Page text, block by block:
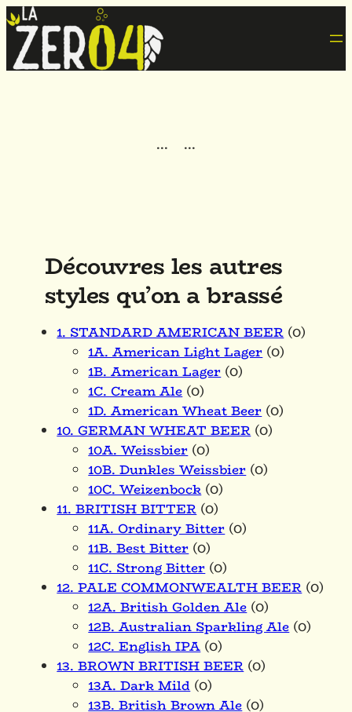
··· ···
Découvres les autres
styles qu’on a brassé
1. STANDARD AMERICAN BEER(0)
1A. American Light Lager(0)
1B. American Lager(0)
1C. Cream Ale(0)
1D. American Wheat Beer(0)
10. GERMAN WHEAT BEER(0)
10A. Weissbier(0)
10B. Dunkles Weissbier(0)
10C. Weizenbock(0)
11. BRITISH BITTER(0)
11A. Ordinary Bitter(0)
11B. Best Bitter(0)
11C. Strong Bitter(0)
12. PALE COMMONWEALTH BEER(0)
12A. British Golden Ale(0)
12B. Australian Sparkling Ale(0)
12C. English IPA(0)
13. BROWN BRITISH BEER(0)
13A. Dark Mild(0)
13B. British Brown Ale(0)